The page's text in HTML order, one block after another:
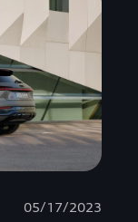
05/17/2023